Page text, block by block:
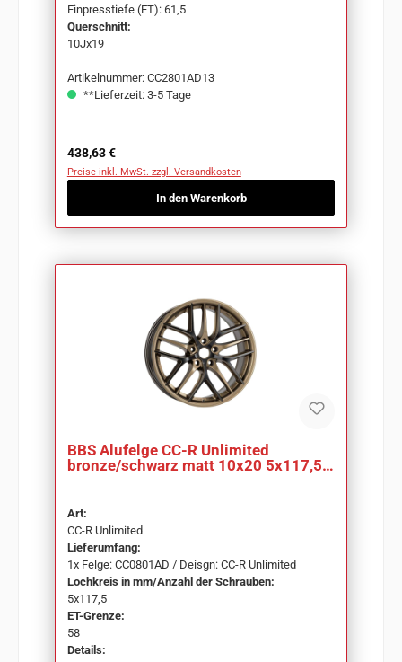
Einpresstiefe (ET): 61,5
Querschnitt:
10Jx19
Artikelnummer: CC2801AD13
**Lieferzeit: 3-5 Tage
Regulärer Preis:
438,63 €
Preise inkl. MwSt. zzgl. Versandkosten
In den Warenkorb
BBS Alufelge CC-R Unlimited
bronze/schwarz matt 10x20 5x117,5
Art:
CC-R Unlimited
Lieferumfang:
1x Felge: CC0801AD / Deisgn: CC-R Unlimited
Lochkreis in mm/Anzahl der Schrauben:
5x117,5
ET-Grenze:
58
Details: